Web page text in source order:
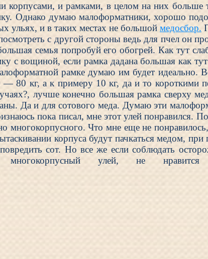
корпусами, и рамками, в целом на них больше
Однако думаю малоформатники, хорошо
ульях, и в таких местах не большой медосбор.
с другой стороны ведь для пчел он
семья попробуй его обогрей. Как тут
с вощиной, если рамка дадана большая как
рамке думаю им будет идеально.
— 80 кг, а к примеру 10 кг, да и то короткими
лучше конечно большая рамка сверху
Да и для сотового меда. Думаю эти
пока писал, мне этот улей понравился.
Что мне еще не
корпуса будут пачкаться медом,
сот. Но все же если соблюдать
улей, не